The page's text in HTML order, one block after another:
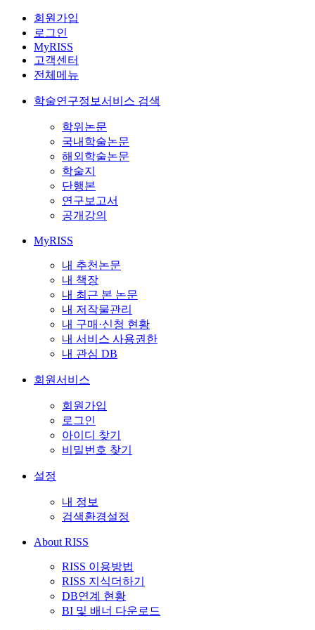
회원가입
로그인
MyRISS
고객센터
전체메뉴
학술연구정보서비스 검색
학위논문
국내학술논문
해외학술논문
학술지
단행본
연구보고서
공개강의
MyRISS
내 추천논문
내 책장
내 최근 본 논문
내 저작물관리
내 구매·신청 현황
내 서비스 사용권한
내 관심 DB
회원서비스
회원가입
로그인
아이디 찾기
비밀번호 찾기
설정
내 정보
검색환경설정
About RISS
RISS 이용방법
RISS 지식더하기
DB연계 현황
BI 및 배너 다운로드